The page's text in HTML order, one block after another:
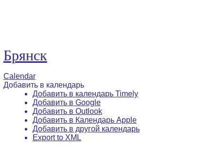
Брянск
Calendar
Добавить в календарь
Добавить в календарь Timely
Добавить в Google
Добавить в Outlook
Добавить в Календарь Apple
Добавить в другой календарь
Export to XML